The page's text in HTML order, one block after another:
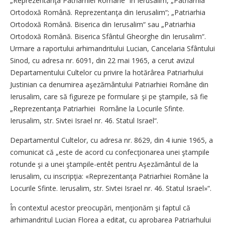
Ortodoxă Română. Reprezentanţa din Ierusalim“; „Patriarhia
Ortodoxă Română. Biserica din Ierusalim“ sau „Patriarhia
Ortodoxă Română. Biserica Sfântul Gheorghe din Ierusalim“.
Urmare a raportului arhimandritului Lucian, Cancelaria Sfântului
Sinod, cu adresa nr. 6091, din 22 mai 1965, a cerut avizul
Departamentului Cultelor cu privire la hotărârea Patriarhului
Justinian ca denumirea aşezământului Patriarhiei Române din
Ierusalim, care să figureze pe formulare şi pe ştampile, să fie
„Reprezentanţa Patriarhiei Române la Locurile Sfinte.
Ierusalim, str. Sivtei Israel nr. 46. Statul Israel“.
Departamentul Cultelor, cu adresa nr. 8629, din 4 iunie 1965, a
comunicat că „este de acord cu confecţionarea unei ştampile
rotunde şi a unei ştampile-entêt pentru Aşezământul de la
Ierusalim, cu inscripţia: «Reprezentanţa Patriarhiei Române la
Locurile Sfinte. Ierusalim, str. Sivtei Israel nr. 46. Statul Israel»“.
În contextul acestor preocupări, menţionăm şi faptul că
arhimandritul Lucian Florea a editat, cu aprobarea Patriarhului